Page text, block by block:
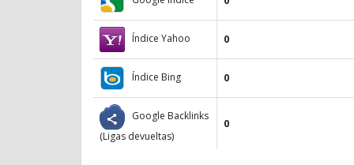
Índice Yahoo 0
Índice Bing 0
Google Backlinks
(Ligas devueltas)
0